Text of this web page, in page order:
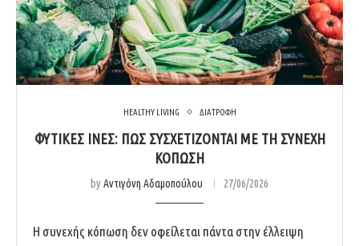
HEALTHY LIVING ΔΙΑΤΡΟΦΗ
ΦΥΤΙΚΈΣ ΊΝΕΣ: ΠΏΣ ΣΥΣΧΕΤΊΖΟΝΤΑΙ ΜΕ ΤΗ ΣΥΝΕΧΉ
ΚΌΠΩΣΗ
byΑντιγόνη Αδαμοπούλου 27/06/2026
Η συνεχής κόπωση δεν οφείλεται πάντα στην έλλειψη